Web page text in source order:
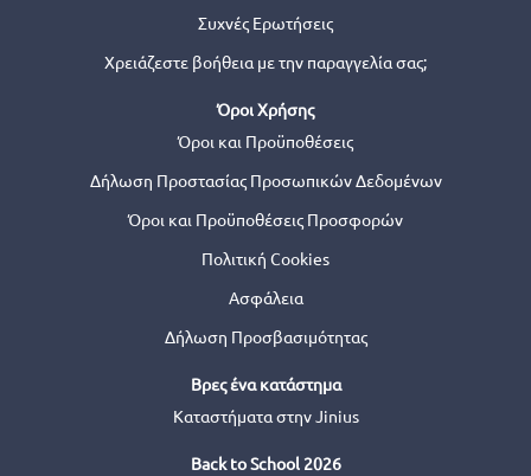
Συχνές Ερωτήσεις
Χρειάζεστε βοήθεια με την παραγγελία σας;
Όροι Χρήσης
Όροι και Προϋποθέσεις
Δήλωση Προστασίας Προσωπικών Δεδομένων
Όροι και Προϋποθέσεις Προσφορών
Πολιτική Cookies
Ασφάλεια
Δήλωση Προσβασιμότητας
Βρες ένα κατάστημα
Καταστήματα στην Jinius
Back to School 2026